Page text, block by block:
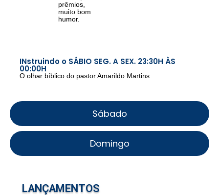
Sábado
Domingo
prêmios,
muito bom
humor.
INstruindo o SÁBIO SEG. A SEX. 23:30H ÀS
00:00H
O olhar bíblico do pastor Amarildo Martins
LANÇAMENTOS